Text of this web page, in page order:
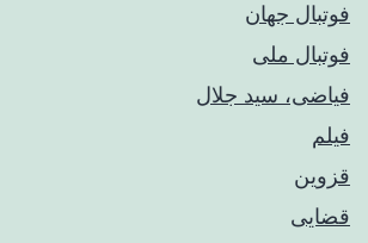
فوتبال جهان
فوتبال ملی
فیاضی، سید جلال
فیلم
قزوین
قضایی